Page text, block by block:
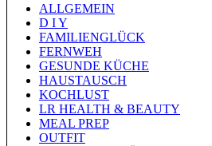
ALLGEMEIN
D I Y
FAMILIENGLÜCK
FERNWEH
GESUNDE KÜCHE
HAUSTAUSCH
KOCHLUST
LR HEALTH & BEAUTY
MEAL PREP
OUTFIT